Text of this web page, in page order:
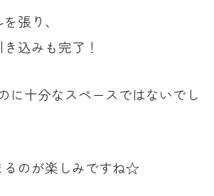
張り、
込みも完了！
に十分なスペースではないでし
るのが楽しみですね☆